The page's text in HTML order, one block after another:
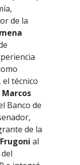
de la
el técnico
Marcos
Banco de
de la
al